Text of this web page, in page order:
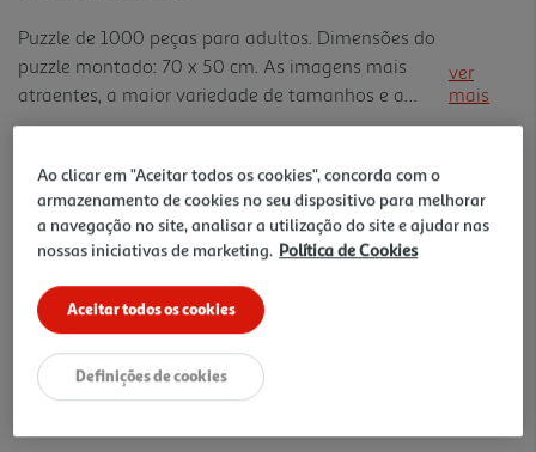
Puzzle de 1000 peças para adultos. Dimensões do
puzzle montado: 70 x 50 cm. As imagens mais
atraentes, a maior variedade de tamanhos e a
qualidade Clementoni para uma gama que é uma
todos os lugares. Desde semp re atenta ao
problema da ecologia, a Clementoni utiliza
amplamente materiais reciclados, evitando o uso
ver
mais
12,99 €
Notas de preparação
Ao clicar em "Aceitar todos os cookies", concorda com o
armazenamento de cookies no seu dispositivo para melhorar
a navegação no site, analisar a utilização do site e ajudar nas
nossas iniciativas de marketing. Política de Cookies
Aceitar todos os cookies
Definições de cookies